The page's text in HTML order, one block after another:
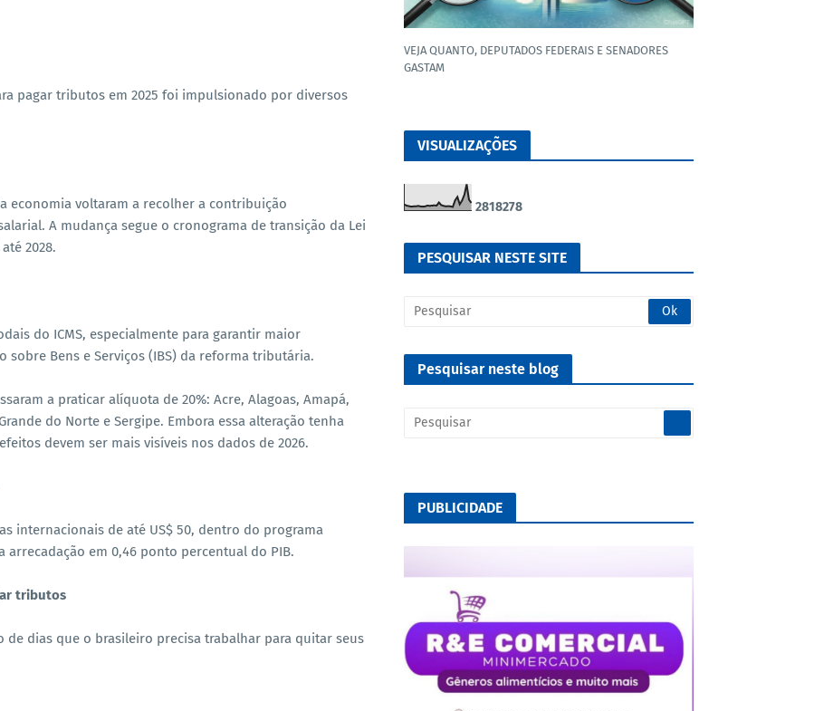
pagar tributos em 2025 foi impulsionado por diversos
economia voltaram a recolher a contribuição
A mudança segue o cronograma de transição da Lei
2028.
do ICMS, especialmente para garantir maior
Bens e Serviços (IBS) da reforma tributária.
a praticar alíquota de 20%: Acre, Alagoas, Amapá,
do Norte e Sergipe. Embora essa alteração tenha
devem ser mais visíveis nos dados de 2026.
internacionais de até US$ 50, dentro do programa
em 0,46 ponto percentual do PIB.
tributos
de dias que o brasileiro precisa trabalhar para quitar seus
VEJA QUANTO, DEPUTADOS FEDERAIS E SENADORES
GASTAM
VISUALIZAÇÕES
2818278
PESQUISAR NESTE SITE
Pesquisar neste blog
PUBLICIDADE